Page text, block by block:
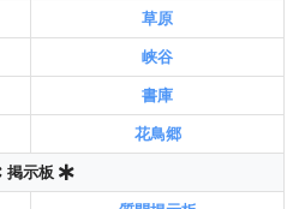
草原
峡谷
書庫
花鳥郷
掲示板